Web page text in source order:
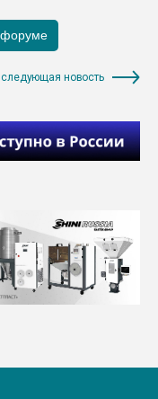
следующая новость